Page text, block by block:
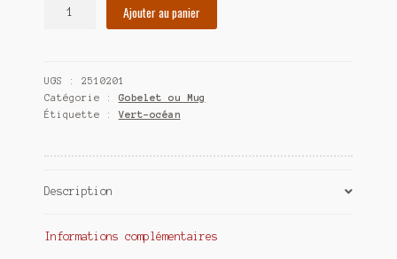
paille
3dl
Ajouter au panier
UGS : 2510201
Catégorie : Gobelet ou Mug
Étiquette :Vert-océan
Description
Informations complémentaires